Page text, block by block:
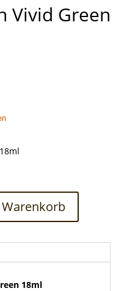
Vivid Green
18ml